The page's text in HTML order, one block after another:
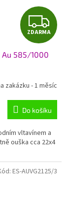
Z
D
R
M
A
ZDARMA
585/1000
zakázku - 1 měsíc
Do košíku
vltavínem a
ouška cca 22x4
ES-AUVG2125/3